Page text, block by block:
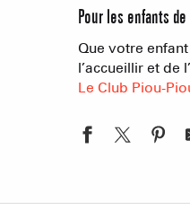
Pour les enfants
Que votre
l’accueillir et de
Le Club Piou-